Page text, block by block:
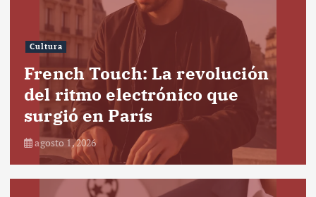
Cultura
French Touch: La revolución
del ritmo electrónico que
surgió en París
agosto 1, 2026